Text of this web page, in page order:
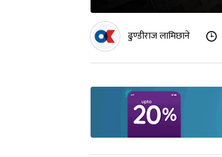
ढुण्डीराज लामिछाने